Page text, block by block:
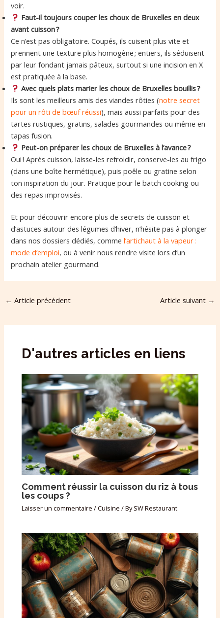
voir.
Faut-il toujours couper les choux de Bruxelles en deux
avant cuisson ?
Ce n’est pas obligatoire. Coupés, ils cuisent plus vite et
prennent une texture plus homogène ; entiers, ils séduisent
par leur fondant jamais pâteux, surtout si une incision en X
est pratiquée à la base.
Avec quels plats marier les choux de Bruxelles bouillis ?
Ils sont les meilleurs amis des viandes rôties (notre secret
pour un rôti de bœuf réussi), mais aussi parfaits pour des
tartes rustiques, gratins, salades gourmandes ou même en
tapas fusion.
Peut-on préparer les choux de Bruxelles à l’avance ?
Oui ! Après cuisson, laisse-les refroidir, conserve-les au frigo
(dans une boîte hermétique), puis poêle ou gratine selon
ton inspiration du jour. Pratique pour le batch cooking ou
des repas improvisés.
Et pour découvrir encore plus de secrets de cuisson et
d’astuces autour des légumes d’hiver, n’hésite pas à plonger
dans nos dossiers dédiés, commel’artichaut à la vapeur :
mode d’emploi, ou à venir nous rendre visite lors d’un
prochain atelier gourmand.
← Article précédent Article suivant →
D'autres articles en liens
Comment réussir la cuisson du riz à tous
les coups ?
Laisser un commentaire /Cuisine / BySW Restaurant